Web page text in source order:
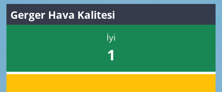
Gerger Hava Kalitesi
İyi
1